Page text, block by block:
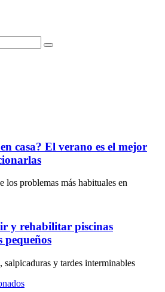
casa? El verano es el mejor
los problemas más habituales en
y rehabilitar piscinas
pequeños
salpicaduras y tardes interminables